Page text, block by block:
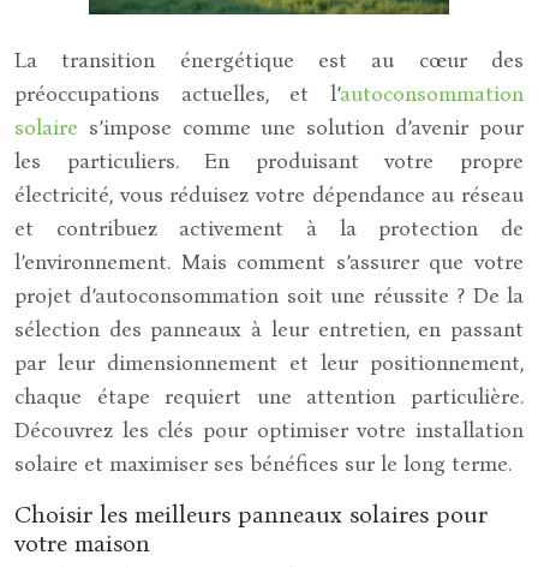
La transition énergétique est au cœur des
préoccupations actuelles, et l’autoconsommation
solaire s’impose comme une solution d’avenir pour
les particuliers. En produisant votre propre
électricité, vous réduisez votre dépendance au réseau
et contribuez activement à la protection de
l’environnement. Mais comment s’assurer que votre
projet d’autoconsommation soit une réussite ? De la
sélection des panneaux à leur entretien, en passant
par leur dimensionnement et leur positionnement,
chaque étape requiert une attention particulière.
Découvrez les clés pour optimiser votre installation
solaire et maximiser ses bénéfices sur le long terme.
Choisir les meilleurs panneaux solaires pour
votre maison